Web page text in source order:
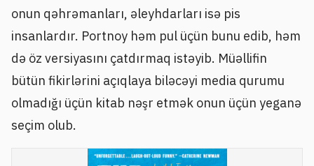
onun qəhrəmanları, əleyhdarları isə pis
insanlardır. Portnoy həm pul üçün bunu edib, həm
də öz versiyasını çatdırmaq istəyib. Müəllifin
bütün fikirlərini açıqlaya biləcəyi media qurumu
olmadığı üçün kitab nəşr etmək onun üçün yeganə
seçim olub.